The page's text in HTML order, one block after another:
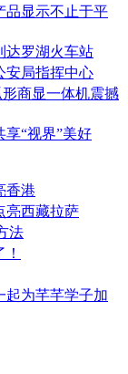
品显示不止于平
达罗湖火车站
安局指挥中心
形商显一体机震撼
“视界”美好
香港
亮西藏拉萨
法
起为芊芊学子加